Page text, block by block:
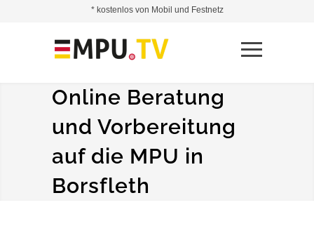
Online Beratung
und Vorbereitung
auf die MPU in
Borsfleth
* kostenlos von Mobil und Festnetz